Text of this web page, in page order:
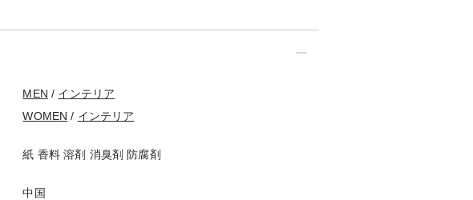
MEN / インテリア
WOMEN / インテリア
紙 香料 溶剤 消臭剤 防腐剤
中国